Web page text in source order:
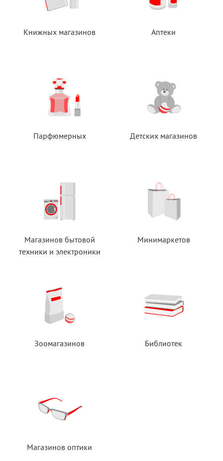
Книжных магазинов Аптеки
Парфюмерных Детских магазинов
Магазинов бытовой
техники и электроники
Минимаркетов
Зоомагазинов Библиотек
Магазинов оптики